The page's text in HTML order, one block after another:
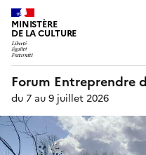
MINISTÈRE
DE LA CULTURE
Forum Entreprendre
du 7 au 9 juillet 2026